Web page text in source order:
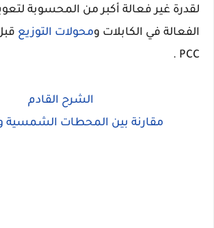
لقدرة غير فعالة أكبر من المحسوبة
الفعالة في الكابلات ومحولات التوزيع
PCC .
الشرح القادم
مقارنة بين المحطات الشمسية